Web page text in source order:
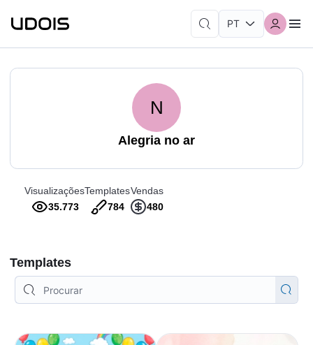
N
Alegria no ar
Visualizações
35.773
Templates
784
Vendas
480
Templates